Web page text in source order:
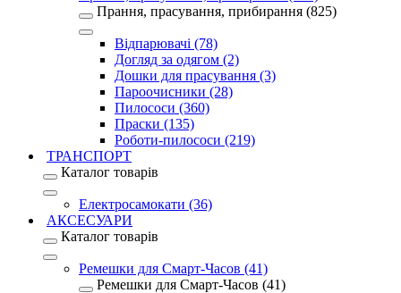
Прання, прасування, прибирання (825)
Відпарювачі (78)
Догляд за одягом (2)
Дошки для прасування (3)
Пароочисники (28)
Пилососи (360)
Праски (135)
Роботи-пилососи (219)
ТРАНСПОРТ
Каталог товарів
Електросамокати (36)
АКСЕСУАРИ
Каталог товарів
Ремешки для Смарт-Часов (41)
Ремешки для Смарт-Часов (41)